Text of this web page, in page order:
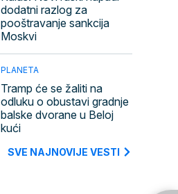
dodatni razlog za
pooštravanje sankcija
Moskvi
PLANETA
Tramp će se žaliti na
odluku o obustavi gradnje
balske dvorane u Beloj
kući
SVE NAJNOVIJE VESTI